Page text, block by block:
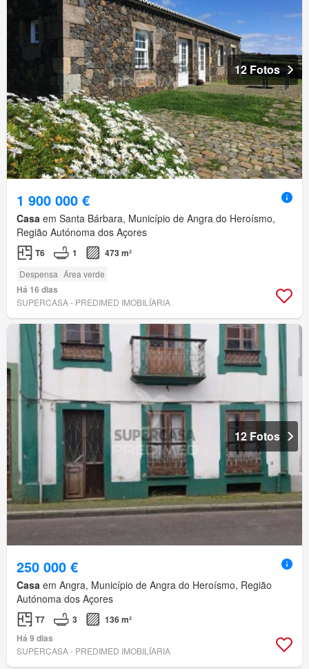
12 Fotos
1 900 000 €
Casa em Santa Bárbara, Município de Angra do Heroísmo,
Região Autónoma dos Açores
T6 1 473 m²
Despensa Área verde
Há 16 dias
SUPERCASA - PREDIMED IMOBILÍARIA
12 Fotos
250 000 €
Casa em Angra, Município de Angra do Heroísmo, Região
Autónoma dos Açores
T7 3
136 m²
Há 9 dias
SUPERCASA - PREDIMED IMOBILÍARIA